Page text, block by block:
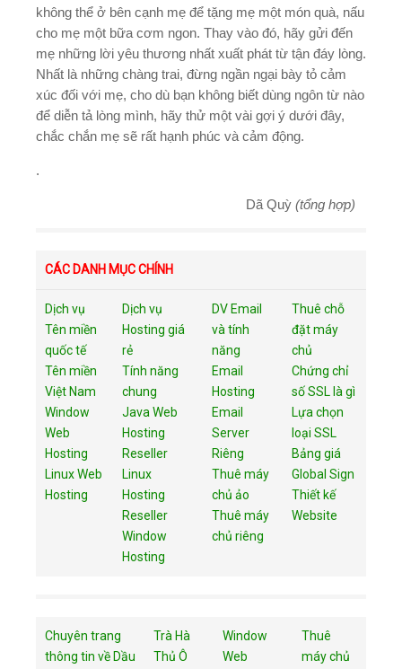
không thể ở bên cạnh mẹ để tặng mẹ một món quà, nấu
cho mẹ một bữa cơm ngon. Thay vào đó, hãy gửi đến
mẹ những lời yêu thương nhất xuất phát từ tận đáy lòng.
Nhất là những chàng trai, đừng ngần ngại bày tỏ cảm
xúc đối với mẹ, cho dù bạn không biết dùng ngôn từ nào
để diễn tả lòng mình, hãy thử một vài gợi ý dưới đây,
chắc chắn mẹ sẽ rất hạnh phúc và cảm động.
.
Dã Quỳ (tổng hợp)
CÁC DANH MỤC CHÍNH
Dịch vụ
Tên miền
quốc tế
Tên miền
Việt Nam
Window
Web
Hosting
Linux Web
Hosting
Dịch vụ
Hosting giá
rẻ
Tính năng
chung
Java Web
Hosting
Reseller
Linux
Hosting
Reseller
Window
Hosting
DV Email
và tính
năng
Email
Hosting
Email
Server
Riêng
Thuê máy
chủ ảo
Thuê máy
chủ riêng
Thuê chỗ
đặt máy
chủ
Chứng chỉ
số SSL là gì
Lựa chọn
loại SSL
Bảng giá
Global Sign
Thiết kế
Website
Chuyên trang
thông tin về Dầu
Trà Hà
Thủ Ô
Window
Web
Thuê
máy chủ